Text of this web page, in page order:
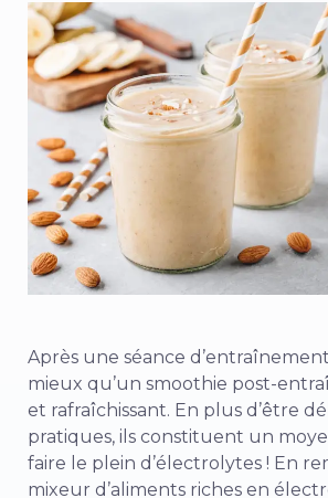
Après une séance
mieux qu’un smoothie post-
et rafraîchissant. En plus d’être
pratiques, ils constituent un
faire le plein d’électrolytes ! En
mixeur d’aliments riches en